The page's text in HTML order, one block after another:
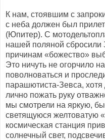
К нам, стоявшим с
с неба должен был
(Юпитер). С
нашей поляной сбросили
причинам «божество»
Это ничуть не огорчило
поволноваться и
парашютиста-Зевса, хотя
лично пожать руку
мы смотрели на яркую,
светящуюся желтоватую
космическая станция
солнечный свет,